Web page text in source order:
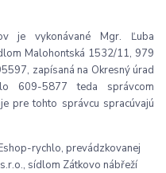
je vykonávané Mgr. Ľuba
Malohontská 1532/11, 979
zapísaná na Okresný úrad
609-5877 teda správcom
pre tohto správcu spracúvajú
rychlo, prevádzkovanej
sídlom Zátkovo nábřeží